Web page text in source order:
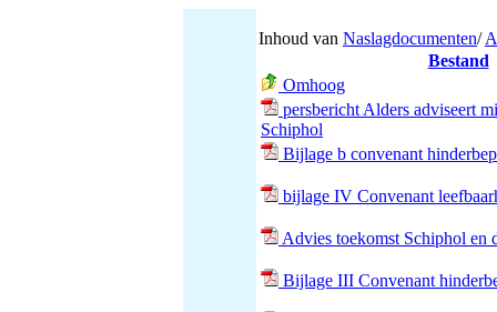
Inhoud van Naslagdocumenten/
Bestand
Omhoog
persbericht Alders adviseert
Schiphol
Bijlage b convenant
bijlage IV Convenant
Advies toekomst Schiphol en
Bijlage III Convenant